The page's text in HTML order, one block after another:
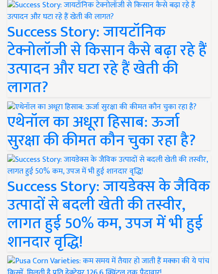
Success Story: जायटॉनिक
टेक्नोलॉजी से किसान कैसे बढ़ा रहे हैं
उत्पादन और घटा रहे हैं खेती की
लागत?
एथेनॉल का अधूरा हिसाब: ऊर्जा
सुरक्षा की कीमत कौन चुका रहा है?
Success Story: जायडेक्स के जैविक
उत्पादों से बदली खेती की तस्वीर,
लागत हुई 50% कम, उपज में भी हुई
शानदार वृद्धि!